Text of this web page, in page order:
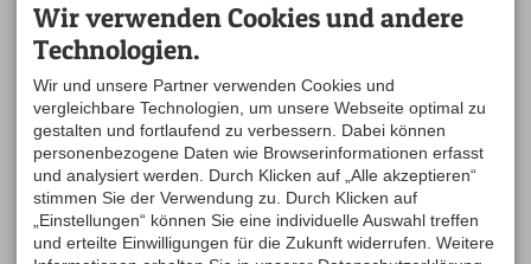
Veranstaltungsort/Treffpunkt
vor der Turnhalle
Schulstraße 15
88167 Stiefenhofen
auf der Karte anzeigen
Veranstalter
TSV Stiefenhofen
Abteilung Fußball
Wir verwenden Cookies und andere
Technologien.
Wir und unsere Partner verwenden Cookies und
vergleichbare Technologien, um unsere Webseite optimal zu
gestalten und fortlaufend zu verbessern. Dabei können
personenbezogene Daten wie Browserinformationen erfasst
und analysiert werden. Durch Klicken auf „Alle akzeptieren“
stimmen Sie der Verwendung zu. Durch Klicken auf
„Einstellungen“ können Sie eine individuelle Auswahl treffen
und erteilte Einwilligungen für die Zukunft widerrufen. Weitere